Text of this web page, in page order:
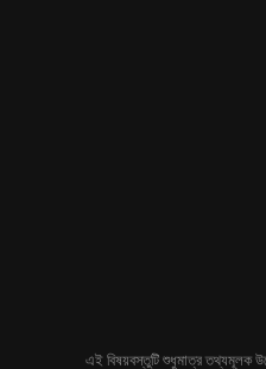
এই বিষয়বস্তুটি শুধুমাত্র তথ্যমূলক